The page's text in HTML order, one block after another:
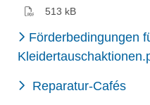
513 kB
Förderbedingungen
Reparatur-Cafés